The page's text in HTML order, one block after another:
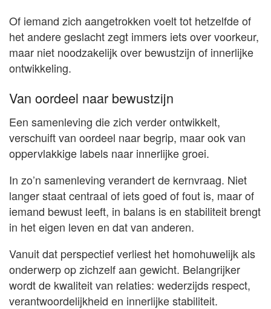
Of iemand zich aangetrokken voelt tot hetzelfde of
het andere geslacht zegt immers iets over voorkeur,
maar niet noodzakelijk over bewustzijn of innerlijke
ontwikkeling.
Van oordeel naar bewustzijn
Een samenleving die zich verder ontwikkelt,
verschuift van oordeel naar begrip, maar ook van
oppervlakkige labels naar innerlijke groei.
In zo’n samenleving verandert de kernvraag. Niet
langer staat centraal of iets goed of fout is, maar of
iemand bewust leeft, in balans is en stabiliteit brengt
in het eigen leven en dat van anderen.
Vanuit dat perspectief verliest het homohuwelijk als
onderwerp op zichzelf aan gewicht. Belangrijker
wordt de kwaliteit van relaties: wederzijds respect,
verantwoordelijkheid en innerlijke stabiliteit.